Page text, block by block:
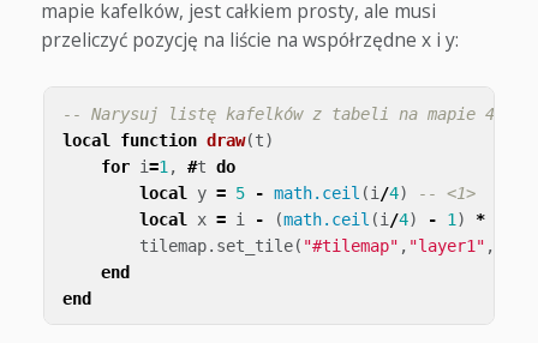
mapie kafelków, jest całkiem prosty, ale musi
przeliczyć pozycję na liście na współrzędne x i y:
-- Narysuj listę kafelków z tabeli na mapie 4x4
local
function draw(t)
for i=1 , #t do
local
y = 5 - math.ceil (i /4)
-- <1>
local
x = i - (math.ceil (i /4) - 1 ) *
tilemap. set_tile( "#tilemap" , "layer1" ,
end
end